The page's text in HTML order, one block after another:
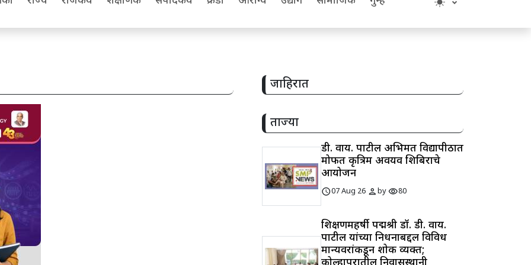
जाहिरात
ताज्या
डी. वाय. पाटील अभिमत विद्यापीठात
मोफत कृत्रिम अवयव शिबिराचे
आयोजन
schedule07 Aug 26 personbyvisibility80
शिक्षणमहर्षी पद्मश्री डॉ. डी. वाय.
पाटील यांच्या निधनाबद्दल विविध
मान्यवरांकडून शोक व्यक्त;